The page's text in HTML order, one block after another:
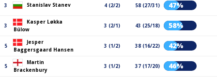
3 Stanislav Stanev 4 (2/2) 58 (27/31) 47%
3
Kasper Løkka
Bülow
3 (2/1) 43 (25/18) 58%
5
Jesper
Baggersgaard Hansen
3 (1/2) 38 (16/22) 42%
5
Martin
Brackenbury
3 (1/2) 37 (17/20) 46%